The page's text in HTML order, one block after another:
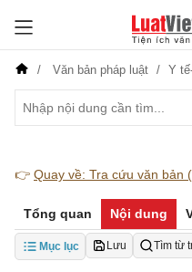
Văn bản pháp luật Y
👉 Quay về: Tra cứu văn bản
Tổng quan Nội dung
Mục lục Lưu Tìm từ